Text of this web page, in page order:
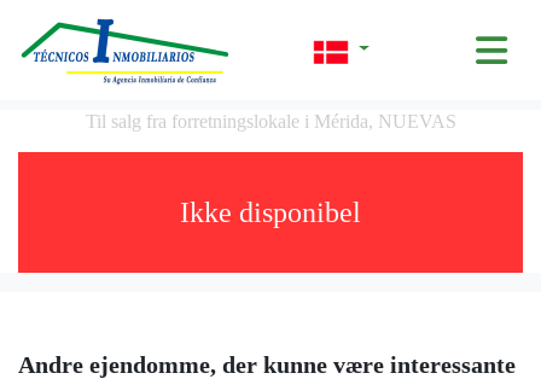
Til salg fra forretningslokale i Mérida, NUEVAS
Ikke disponibel
Andre ejendomme, der kunne være interessante